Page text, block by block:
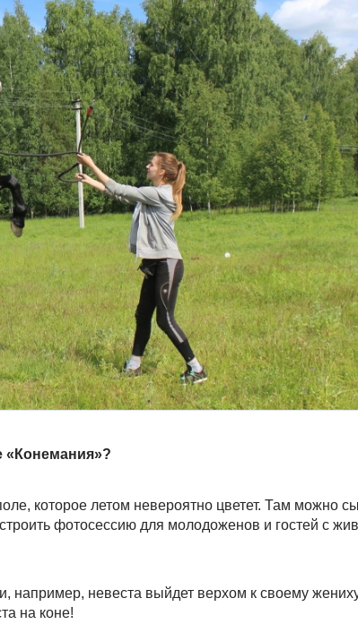
«Конемания»?
которое летом невероятно цветет. Там можно
фотосессию для молодоженов и гостей с
например, невеста выйдет верхом к своему
на коне!